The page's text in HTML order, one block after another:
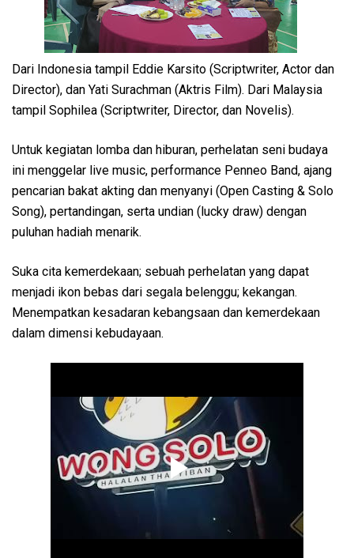
Dari Indonesia tampil Eddie Karsito (Scriptwriter, Actor dan
Director), dan Yati Surachman (Aktris Film). Dari Malaysia
tampil Sophilea (Scriptwriter, Director, dan Novelis).
Untuk kegiatan lomba dan hiburan, perhelatan seni budaya
ini menggelar live music, performance Penneo Band, ajang
pencarian bakat akting dan menyanyi (Open Casting & Solo
Song), pertandingan, serta undian (lucky draw) dengan
puluhan hadiah menarik.
Suka cita kemerdekaan; sebuah perhelatan yang dapat
menjadi ikon bebas dari segala belenggu; kekangan.
Menempatkan kesadaran kebangsaan dan kemerdekaan
dalam dimensi kebudayaan.